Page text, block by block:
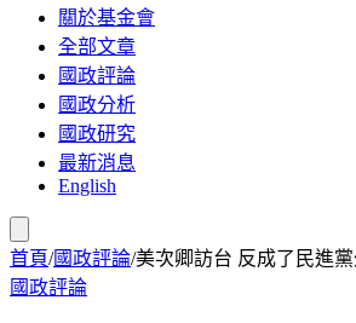
關於基金會
全部文章
國政評論
國政分析
國政研究
最新消息
English
首頁/國政評論/美次卿訪台 反成了民進
國政評論